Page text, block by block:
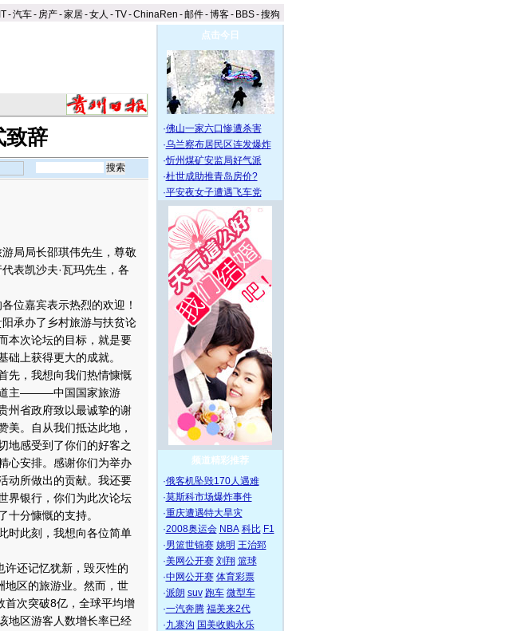
IT-汽车- 房产-家居-女人 -TV-ChinaRen -邮件-博客- BBS-搜狗
致辞
局局长邵琪伟先生，尊敬
表凯沙夫·瓦玛先生，各
位嘉宾表示热烈的欢迎！
承办了乡村旅游与扶贫论
本次论坛的目标，就是要
础上获得更大的成就。
，我想向我们热情慷慨
主———中国国家旅游
州省政府致以最诚挚的谢
美。自从我们抵达此地，
地感受到了你们的好客之
心安排。感谢你们为举办
动所做出的贡献。我还要
界银行，你们为此次论坛
十分慷慨的支持。
此刻，我想向各位简单
还记忆犹新，毁灭性的
区的旅游业。然而，世
首次突破8亿，全球平均增
地区游客人数增长率已经
点击今日
·佛山一家六口惨遭杀害
·乌兰察布居民区连发爆炸
·忻州煤矿安监局好气派
·杜世成助推青岛房价?
·平安夜女子遭遇飞车党
频道精彩推荐
·俄客机坠毁170人遇难
·莫斯科市场爆炸事件
·重庆遭遇特大旱灾
·2008奥运会 NBA 科比 F1
·男篮世锦赛 姚明 王治郅
·美网公开赛 刘翔 篮球
·中网公开赛 体育彩票
·派朗 suv 跑车 微型车
·一汽奔腾 福美来2代
·九寨沟 国美收购永乐